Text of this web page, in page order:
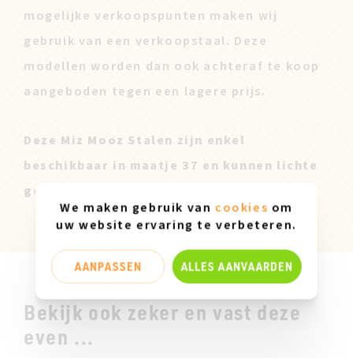
mogelijke verkoopspunten maken wij
gebruik van een verkoopstaal. Deze
modellen worden dan ook achteraf te koop
aangeboden tegen een lagere prijs.
Deze Miz Mooz Stalen zijn enkel
beschikbaar in maatje 37 en kunnen lichte
gebruikssporen vertonen.
Bekijk ook zeker en vast deze
even ...
We maken gebruik van cookies om
uw website ervaring te verbeteren.
AANPASSEN ALLES AANVAARDEN